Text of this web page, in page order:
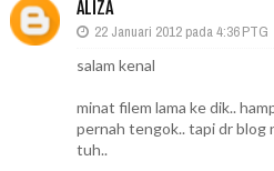
ALIZA
22 Januari 2012 pada 4:36 PTG
salam kenal
minat filem lama ke dik..
pernah tengok.. tapi dr blog
tuh..